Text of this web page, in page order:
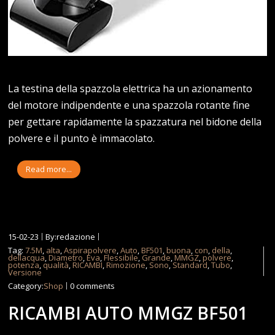
La testina della spazzola elettrica ha un azionamento
del motore indipendente e una spazzola rotante fine
per gettare rapidamente la spazzatura nel bidone della
polvere e il punto è immacolato.
Read more...
15-02-23
By:redazione
Tag:7.5M, alta,Aspirapolvere,Auto,BF501,buona, con, della,
dellacqua,Diametro,Eva,Flessibile, Grande,MMGZ,polvere,
potenza, qualità,RICAMBI,Rimozione, Sono,Standard,Tubo,
Versione
Category:Shop 0 comments
RICAMBI AUTO MMGZ BF501